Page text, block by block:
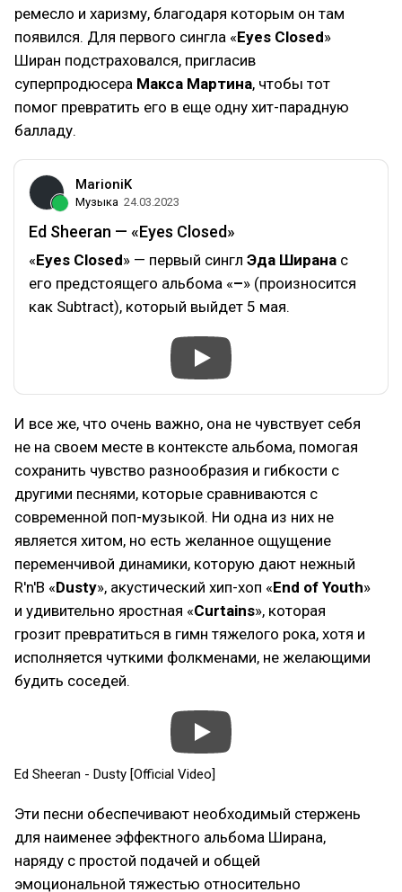
ремесло и харизму, благодаря которым он там
появился. Для первого сингла «Eyes Closed»
Ширан подстраховался, пригласив
суперпродюсера Макса Мартина, чтобы тот
помог превратить его в еще одну хит-парадную
балладу.
MarioniK
Музыка 24.03.2023
Ed Sheeran — «Eyes Closed»
«Eyes Closed» — первый сингл Эда Ширана с
его предстоящего альбома «–» (произносится
как Subtract), который выйдет 5 мая.
И все же, что очень важно, она не чувствует себя
не на своем месте в контексте альбома, помогая
сохранить чувство разнообразия и гибкости с
другими песнями, которые сравниваются с
современной поп-музыкой. Ни одна из них не
является хитом, но есть желанное ощущение
переменчивой динамики, которую дают нежный
R'n'B «Dusty», акустический хип-хоп «End of Youth»
и удивительно яростная «Curtains», которая
грозит превратиться в гимн тяжелого рока, хотя и
исполняется чуткими фолкменами, не желающими
будить соседей.
Ed Sheeran - Dusty [Official Video]
Эти песни обеспечивают необходимый стержень
для наименее эффектного альбома Ширана,
наряду с простой подачей и общей
эмоциональной тяжестью относительно